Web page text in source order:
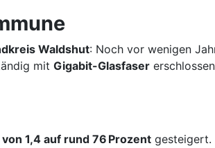
Waldshut: Noch vor wenigen
mit Gigabit-Glasfaser
von 1,4 auf rund 76 Prozent gesteigert.